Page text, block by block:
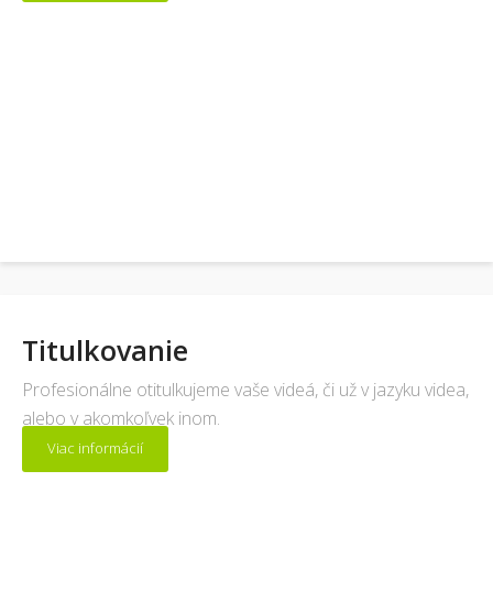
Titulkovanie
Profesionálne otitulkujeme vaše videá, či už v jazyku videa,
alebo v akomkoľvek inom.
Viac informácií